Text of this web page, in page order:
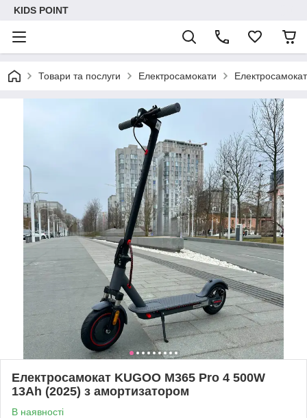
KIDS POINT
Товари та послуги Електросамокати
Електросамокат KUGOO M365 Pro 4 500W
13Ah (2025) з амортизатором
В наявності